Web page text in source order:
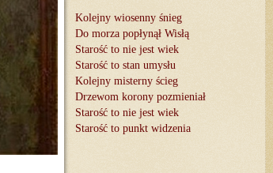
Kolejny wiosenny śnieg
Do morza popłynął Wisłą
Starość to nie jest wiek
Starość to stan umysłu
Kolejny misterny ścieg
Drzewom korony pozmieniał
Starość to nie jest wiek
Starość to punkt widzenia